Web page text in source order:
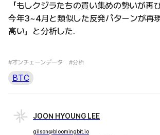
「もしクジラたちの買い集めの勢いが再
今年3~4月と類似した反発パターンが再
高い」と分析した.
#オンチェーンデータ #分析
BTC
JOON HYOUNG LEE
gilson@bloomingbit.io